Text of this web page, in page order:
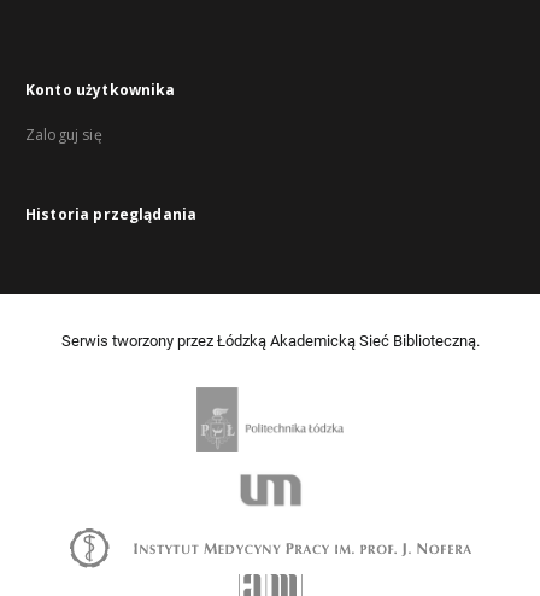
Konto użytkownika
Zaloguj się
Historia przeglądania
Serwis tworzony przez Łódzką Akademicką Sieć Biblioteczną.